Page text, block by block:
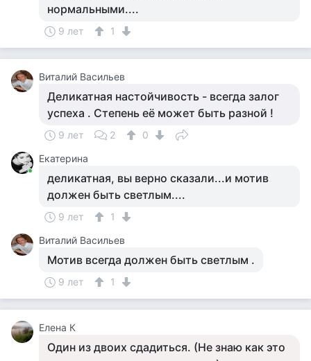
нормальными....
9 лет 1
Виталий Васильев
Деликатная настойчивость - всегда залог
успеха . Степень её может быть разной !
9 лет 2
0
Екатерина
деликатная, вы верно сказали...и мотив
должен быть светлым....
9 лет
1
Виталий Васильев
Мотив всегда должен быть светлым .
9 лет 1
Елена К
Один из двоих сдадиться. (Не знаю как это